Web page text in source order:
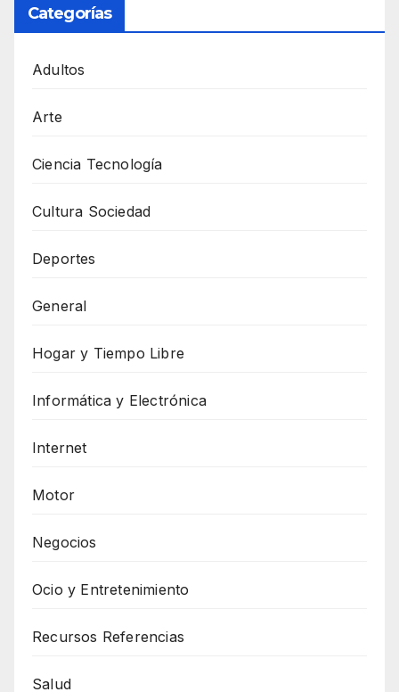
Categorías
Adultos
Arte
Ciencia Tecnología
Cultura Sociedad
Deportes
General
Hogar y Tiempo Libre
Informática y Electrónica
Internet
Motor
Negocios
Ocio y Entretenimiento
Recursos Referencias
Salud